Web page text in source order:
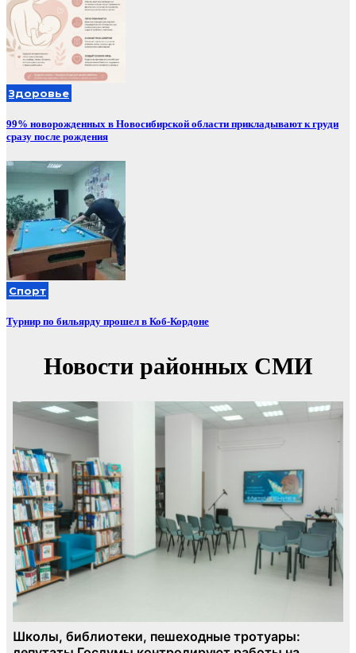
Здоровье
99% новорожденных в Новосибирской области прикладывают к груди
сразу после рождения
Спорт
Турнир по бильярду прошел в Коб-Кордоне